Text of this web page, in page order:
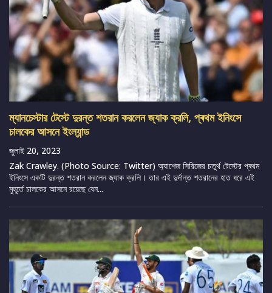
ম্যানচেস্টার টেস্টে দুরন্ত শতরান করলেন জ্যাক ক্রলি, প্ৰথম ইনিংসে
চালকের আসনে ইংল্যান্ড
জুলাই 20, 2023
Zak Crawley. (Photo Source: Twitter) অ্যাশেজ সিরিজের চতুর্থ টেস্টের প্ৰথম
ইনিংসে একটি দুরন্ত শতরান করলেন জ্যাক ক্রলি। তার এই দুর্দান্ত শতরানের হাত ধরে এই
মুহূর্তে চালকের আসনে রয়েছে বেন...